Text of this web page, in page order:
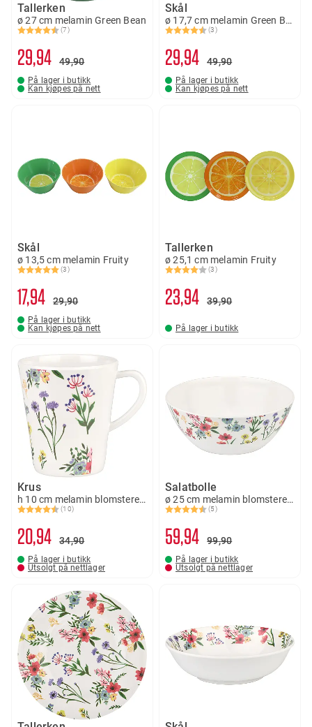
Tallerken
ø 27 cm melamin Green Bean
Karakter:
(7)
4.4 av 5 mulige
29 94 49 90
På lager i butikk
Kan kjøpes på nett
Skål
ø 17,7 cm melamin Green Bean
Karakter:
(3)
4.7 av 5 mulige
29 94 49 90
På lager i butikk
Kan kjøpes på nett
Skål
ø 13,5 cm melamin Fruity
Karakter:
(3)
5.0 av 5 mulige
1794 29 90
På lager i butikk
Kan kjøpes på nett
Tallerken
ø 25,1 cm melamin Fruity
Karakter:
(3)
4.0 av 5 mulige
23 94 39 90
På lager i butikk
Krus
h 10 cm melamin blomstereng
Karakter:
(10)
4.5 av 5 mulige
2094 34 90
På lager i butikk
Utsolgt på nettlager
Salatbolle
ø 25 cm melamin blomstereng
Karakter:
(5)
4.8 av 5 mulige
59 94 99 90
På lager i butikk
Utsolgt på nettlager